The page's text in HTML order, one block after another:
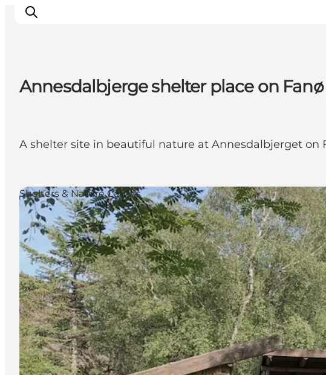
Wat te doen
Annesdalbjerge shelter place on Fanø
A shelter site in beautiful nature at Annesdalbjerget on
Shelters & Nature Camps